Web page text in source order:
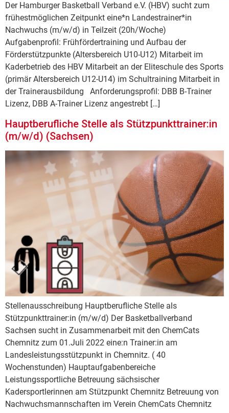
Der Hamburger Basketball Verband e.V. (HBV) sucht zum
frühestmöglichen Zeitpunkt eine*n Landestrainer*in
Nachwuchs (m/w/d) in Teilzeit (20h/Woche)
Aufgabenprofil: Frühfördertraining und Aufbau der
Förderstützpunkte (Altersbereich U10-U12) Mitarbeit im
Kaderbetrieb des HBV Mitarbeit an der Eliteschule des Sports
(primär Altersbereich U12-U14) im Schultraining Mitarbeit in
der Trainerausbildung Anforderungsprofil: DBB B-Trainer
Lizenz, DBB A-Trainer Lizenz angestrebt […]
Hauptberufliche Stelle als Stützpunkttrainer:in
(m/w/d) (Sachsen)
Stellenausschreibung Hauptberufliche Stelle als
Stützpunkttrainer:in (m/w/d) Der Basketballverband
Sachsen sucht in Zusammenarbeit mit den ChemCats
Chemnitz zum 01.Juli 2022 eine:n Trainer:in am
Landesleistungsstützpunkt in Chemnitz. ( 40
Wochenstunden) Hauptaufgabenbereiche
Leistungssportliche Betreuung sächsischer
Kadersportlerinnen am Stützpunkt Chemnitz Betreuung von
Nachwuchsmannschaften im Verein ChemCats Chemnitz